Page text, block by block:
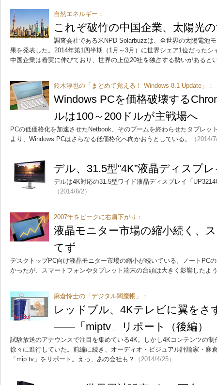
自然エネルギー：
これぞ破竹の中国企業、太陽光
調査会社である米NPD Solarbuzzは、全世界の太陽電池
果を発表した。2014年第1四半期（1月～3月）に世界シェア1位だった
中国企業は着実に伸びており、世界の上位20社を独占する勢いがあると
鈴木淳也の「まとめて覚える！ Windows 8.1 Update」：
Windows PCを価格破壊する
ルは100～200ドルが主戦場へ
PCの低価格化を加速させたNetbook、そのブームを終わらせたタブレッ
より、Windows PCはさらなる低価格化へ向かおうとしている。
（2014/
デル、31.5型“4K”液晶ディスプ
デルは4K対応の31.5型ワイド液晶ディスプレイ「
（2014/6/2）
2007年をピークに右肩下がり：
液晶モニター市場の縮小続く、
てず
デスクトップPC向け液晶モニター市場の縮小が続いている。ノートPC
かったが、スマートフォンやタブレット端末の台頭は大きく影響したよ
麻倉怜士の「デジタル閻魔帳」：
レッドブル、4Kテレビに翼をさ
――「miptv」リポート（後編）
試験放送のアナウンスで注目を集めている4K。しかし4Kコンテンツの
徐々に進行していた。前編に続き、オーディオ・ビジュアル評論家・麻
「mip tv」をリポート。えっ、あの会社も？
（2014/4/25）